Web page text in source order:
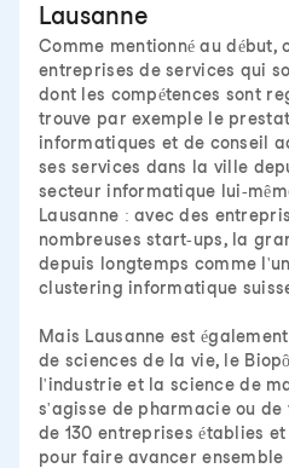
Lausanne
Comme mentionné au début,
entreprises de services qui
dont les compétences sont
trouve par exemple le
informatiques et de conseil
ses services dans la ville
secteur informatique lui-
Lausanne : avec des
nombreuses start-ups, la
depuis longtemps comme
clustering informatique
Mais Lausanne est
de sciences de la vie, le
l'industrie et la science de
s'agisse de pharmacie ou de
de 130 entreprises établies
pour faire avancer ensemble